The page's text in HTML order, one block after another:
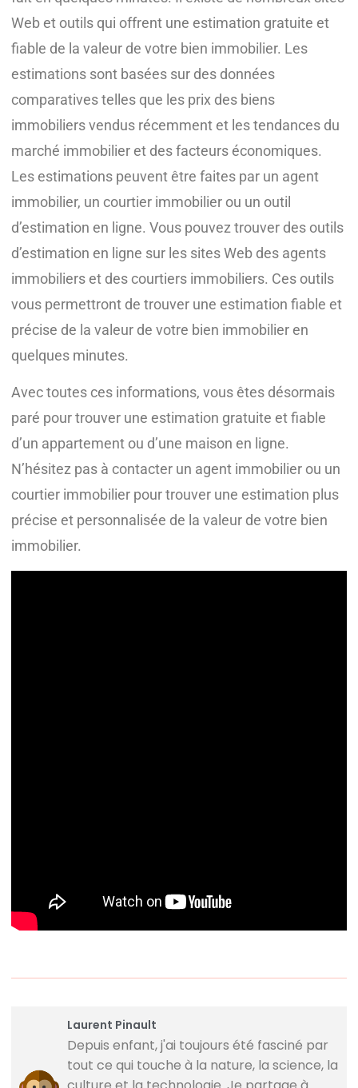
Web et outils qui offrent une estimation gratuite et
fiable de la valeur de votre bien immobilier. Les
estimations sont basées sur des données
comparatives telles que les prix des biens
immobiliers vendus récemment et les tendances du
marché immobilier et des facteurs économiques.
Les estimations peuvent être faites par un agent
immobilier, un courtier immobilier ou un outil
d’estimation en ligne. Vous pouvez trouver des outils
d’estimation en ligne sur les sites Web des agents
immobiliers et des courtiers immobiliers. Ces outils
vous permettront de trouver une estimation fiable et
précise de la valeur de votre bien immobilier en
quelques minutes.
Avec toutes ces informations, vous êtes désormais
paré pour trouver une estimation gratuite et fiable
d’un appartement ou d’une maison en ligne.
N’hésitez pas à contacter un agent immobilier ou un
courtier immobilier pour trouver une estimation plus
précise et personnalisée de la valeur de votre bien
immobilier.
Laurent Pinault
Depuis enfant, j'ai toujours été fasciné par
tout ce qui touche à la nature, la science, la